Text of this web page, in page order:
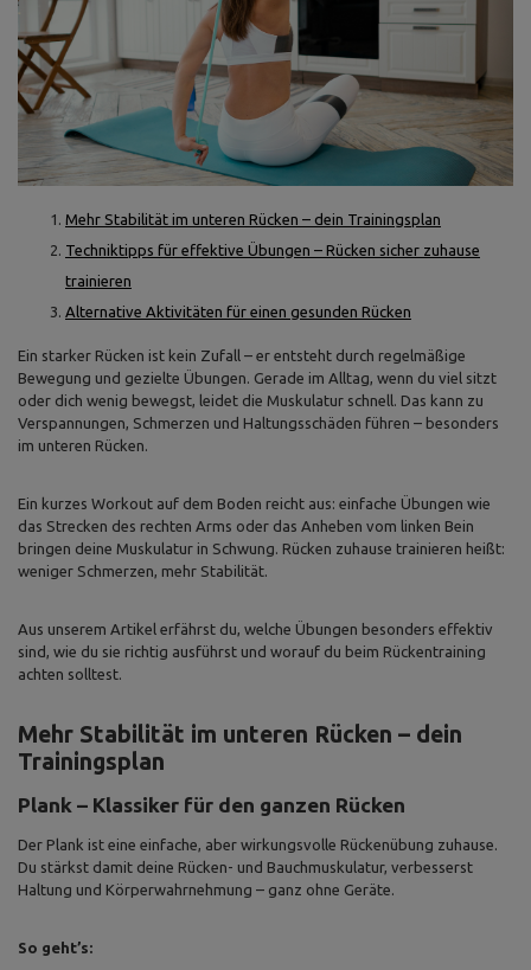
Mehr Stabilität im unteren Rücken – dein Trainingsplan
Techniktipps für effektive Übungen – Rücken sicher zuhause
trainieren
Alternative Aktivitäten für einen gesunden Rücken
Ein starker Rücken ist kein Zufall – er entsteht durch regelmäßige
Bewegung und gezielte Übungen. Gerade im Alltag, wenn du viel sitzt
oder dich wenig bewegst, leidet die Muskulatur schnell. Das kann zu
Verspannungen, Schmerzen und Haltungsschäden führen – besonders
im unteren Rücken.
Ein kurzes Workout auf dem Boden reicht aus: einfache Übungen wie
das Strecken des rechten Arms oder das Anheben vom linken Bein
bringen deine Muskulatur in Schwung. Rücken zuhause trainieren heißt:
weniger Schmerzen, mehr Stabilität.
Aus unserem Artikel erfährst du, welche Übungen besonders effektiv
sind, wie du sie richtig ausführst und worauf du beim Rückentraining
achten solltest.
Mehr Stabilität im unteren Rücken – dein
Trainingsplan
Plank – Klassiker für den ganzen Rücken
Der Plank ist eine einfache, aber wirkungsvolle Rückenübung zuhause.
Du stärkst damit deine Rücken- und Bauchmuskulatur, verbesserst
Haltung und Körperwahrnehmung – ganz ohne Geräte.
So geht’s: